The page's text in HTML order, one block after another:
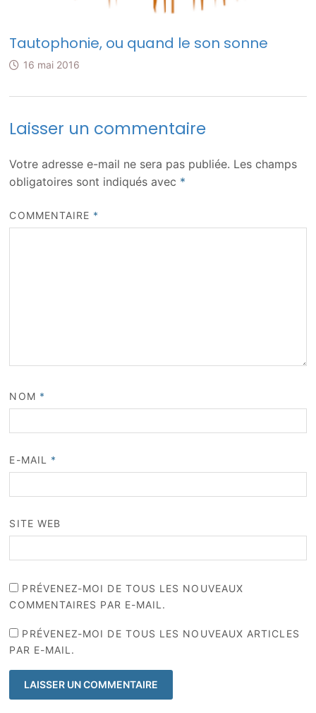
Tautophonie, ou quand le son sonne
16 mai 2016
Laisser un commentaire
Votre adresse e-mail ne sera pas publiée. Les champs
obligatoires sont indiqués avec *
COMMENTAIRE *
NOM *
E-MAIL *
SITE WEB
PRÉVENEZ-MOI DE TOUS LES NOUVEAUX
COMMENTAIRES PAR E-MAIL.
PRÉVENEZ-MOI DE TOUS LES NOUVEAUX ARTICLES
PAR E-MAIL.